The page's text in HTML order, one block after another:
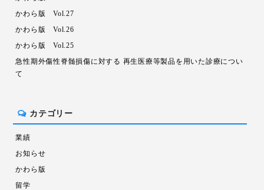
かわら版 Vol.27
かわら版 Vol.26
かわら版 Vol.25
急性期外傷性脊髄損傷に対する 再生医療等製品を用いた診療につい
て
カテゴリー
業績
お知らせ
かわら版
留学